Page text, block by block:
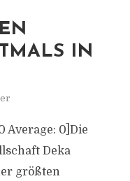
IN
Average: 0]Die
Deka
größten